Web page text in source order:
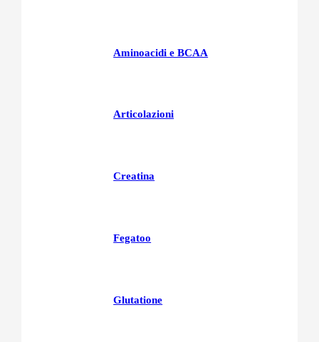
Aminoacidi e BCAA
Articolazioni
Creatina
Fegatoo
Glutatione